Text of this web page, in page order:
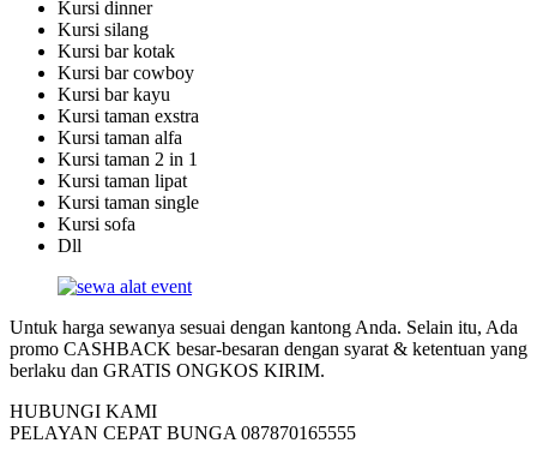
Kursi dinner
Kursi silang
Kursi bar kotak
Kursi bar cowboy
Kursi bar kayu
Kursi taman exstra
Kursi taman alfa
Kursi taman 2 in 1
Kursi taman lipat
Kursi taman single
Kursi sofa
Dll
Untuk harga sewanya sesuai dengan kantong Anda. Selain itu, Ada
promo CASHBACK besar-besaran dengan syarat & ketentuan yang
berlaku dan GRATIS ONGKOS KIRIM.
HUBUNGI KAMI
PELAYAN CEPAT BUNGA 087870165555